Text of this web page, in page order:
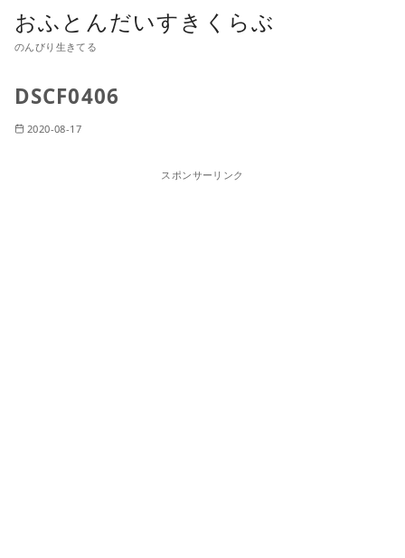
おふとんだいすきくらぶ
のんびり生きてる
DSCF0406
2020-08-17
スポンサーリンク